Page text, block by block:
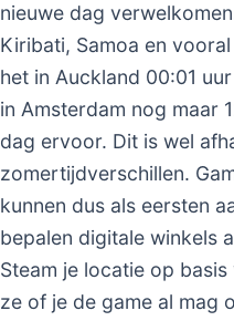
nieuwe dag
Kiribati, Samoa en
het in Auckland 00:01
in Amsterdam nog maar
dag ervoor. Dit is wel
zomertijdverschillen.
kunnen dus als eersten
bepalen digitale winkels
Steam je locatie op
ze of je de game al mag